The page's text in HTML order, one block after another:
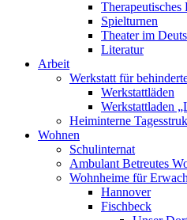
Therapeutisches
Spielturnen
Theater im
Literatur
Arbeit
Werkstatt für
Werkstattläden
Werkstattladen
Heiminterne
Wohnen
Schulinternat
Ambulant Betreutes
Wohnheime für
Hannover
Fischbeck